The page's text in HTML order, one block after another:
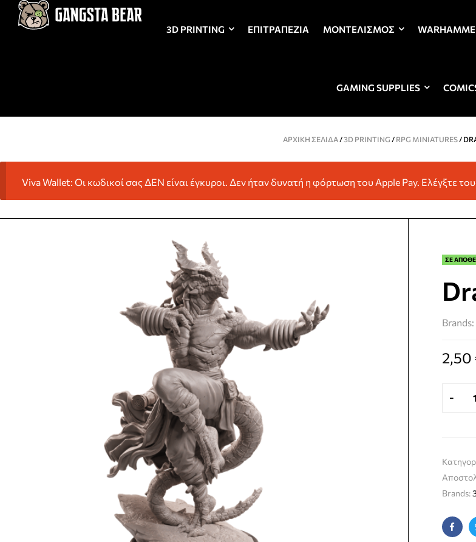
3D PRINTING ΕΠΙΤΡΑΠΈΖΙΑ ΜΟΝΤΕΛΙΣΜΌΣ
GAMING SUPPLIES
ΑΡΧΙΚΉ ΣΕΛΊΔΑ/3D PRINTING / RPG MINIATURES/
Viva Wallet: Οι κωδικοί σας ΔΕΝ είναι έγκυροι. Δεν ήταν δυνατή η φόρτωση του Apple Pay. Ελέγξτε
ΣΕ
Brands:
2,50
-
Brands: